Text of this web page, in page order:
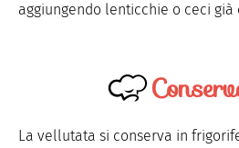
aggiungendo lenticchie o ceci già
La vellutata si conserva in